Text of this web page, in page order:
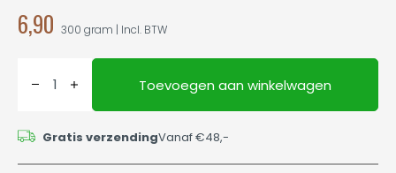
6,90 300 gram | Incl. BTW
Toevoegen aan winkelwagen
Gratis verzendingVanaf €48,-